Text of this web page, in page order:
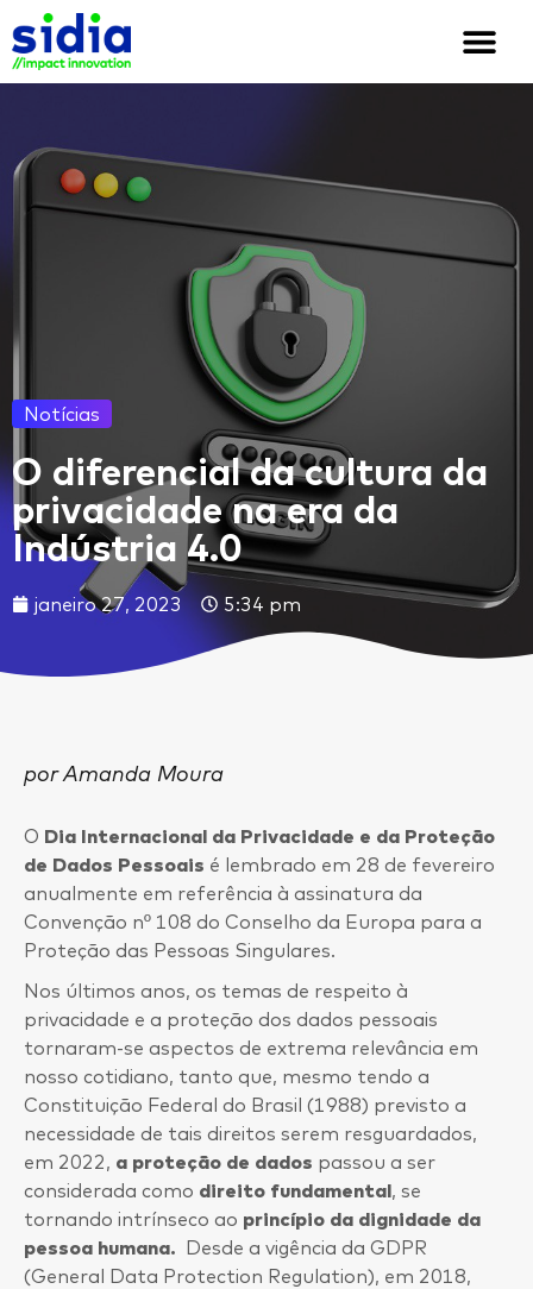
Notícias
O diferencial da cultura da
privacidade na era da
Indústria 4.0
janeiro 27, 2023 5:34 pm
por Amanda Moura
O Dia Internacional da Privacidade e da Proteção
de Dados Pessoais é lembrado em 28 de fevereiro
anualmente em referência à assinatura da
Convenção nº 108 do Conselho da Europa para a
Proteção das Pessoas Singulares.
Nos últimos anos, os temas de respeito à
privacidade e a proteção dos dados pessoais
tornaram-se aspectos de extrema relevância em
nosso cotidiano, tanto que, mesmo tendo a
Constituição Federal do Brasil (1988) previsto a
necessidade de tais direitos serem resguardados,
em 2022, a proteção de dados passou a ser
considerada como direito fundamental, se
tornando intrínseco ao princípio da dignidade da
pessoa humana. Desde a vigência da GDPR
(General Data Protection Regulation), em 2018,